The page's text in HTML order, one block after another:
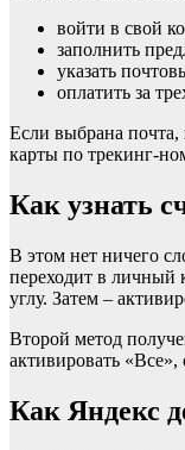
войти в свой
заполнить
указать
оплатить за
Если выбрана почта,
карты по трекинг-
Как узнать
В этом нет ничего
переходит в личный
углу. Затем –
Второй метод
активировать
Как Яндекс